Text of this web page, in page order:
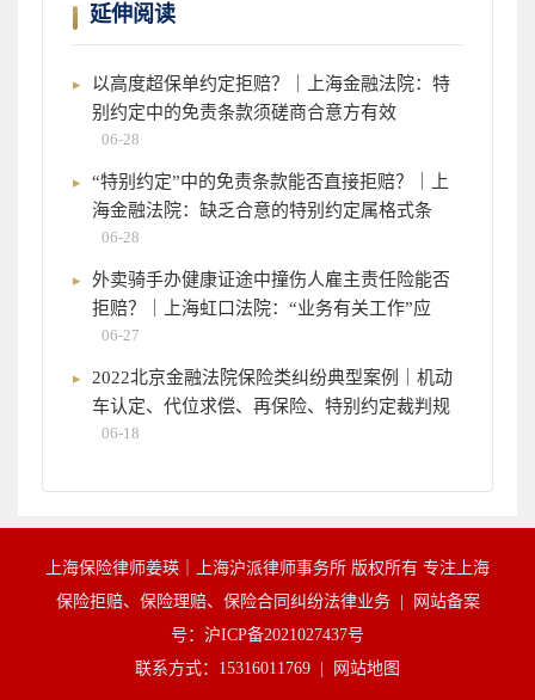
延伸阅读
以高度超保单约定拒赔？｜上海金融法院：特
别约定中的免责条款须磋商合意方有效
06-28
“特别约定”中的免责条款能否直接拒赔？｜上
海金融法院：缺乏合意的特别约定属格式条
06-28
外卖骑手办健康证途中撞伤人雇主责任险能否
拒赔？｜上海虹口法院：“业务有关工作”应
06-27
2022北京金融法院保险类纠纷典型案例｜机动
车认定、代位求偿、再保险、特别约定裁判规
06-18
上海保险律师姜瑛｜上海沪派律师事务所 版权所有 专注上海
保险拒赔、保险理赔、保险合同纠纷法律业务 |
网站备案
号：沪ICP备2021027437号
联系方式：15316011769 |
网站地图